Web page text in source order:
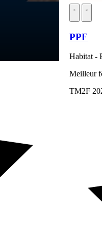
PPF
Habitat -
Meilleur
TM2F